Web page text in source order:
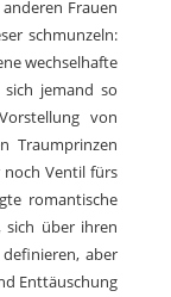
Frauen
schmunzeln:
wechselhafte
sich jemand so
von
Traumprinzen
Ventil fürs
romantische
sich über ihren
aber
Enttäuschung